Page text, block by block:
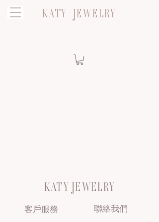
KATY JEWELRY
KATY JEWELRY
客戶服務 聯絡我們